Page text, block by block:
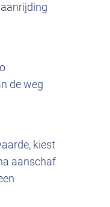
de weg
kiest
aanschaf